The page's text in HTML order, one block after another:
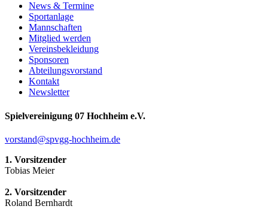
News & Termine
Sportanlage
Mannschaften
Mitglied werden
Vereinsbekleidung
Sponsoren
Abteilungsvorstand
Kontakt
Newsletter
Spielvereinigung 07 Hochheim e.V.
vorstand@spvgg-hochheim.de
1. Vorsitzender
Tobias Meier
2. Vorsitzender
Roland Bernhardt